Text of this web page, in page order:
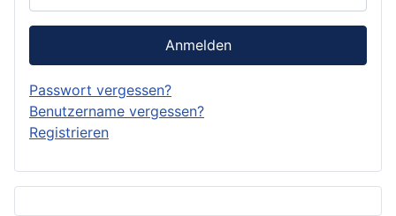
Anmelden
Passwort vergessen?
Benutzername vergessen?
Registrieren